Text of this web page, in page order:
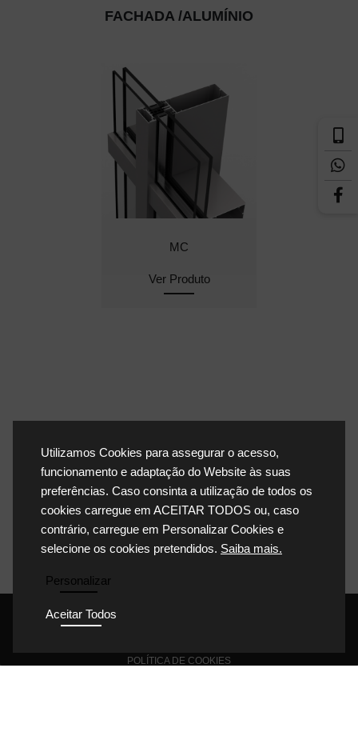
FACHADA /ALUMÍNIO
MC
Ver Produto
POLÍTICA DE COOKIES
Utilizamos Cookies para assegurar o acesso,
funcionamento e adaptação do Website às suas
preferências. Caso consinta a utilização de todos os
cookies carregue em ACEITAR TODOS ou, caso
contrário, carregue em Personalizar Cookies e
selecione os cookies pretendidos. Saiba mais.
Personalizar
Aceitar Todos